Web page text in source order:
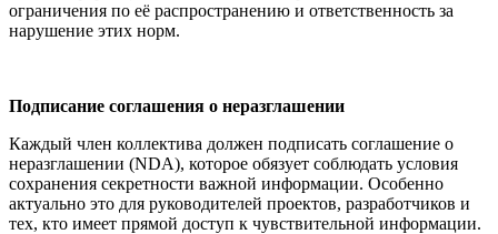
ограничения по её распространению и ответственность за
нарушение этих норм.
Подписание соглашения о неразглашении
Каждый член коллектива должен подписать соглашение о
неразглашении (NDA), которое обязует соблюдать условия
сохранения секретности важной информации. Особенно
актуально это для руководителей проектов, разработчиков и
тех, кто имеет прямой доступ к чувствительной информации.